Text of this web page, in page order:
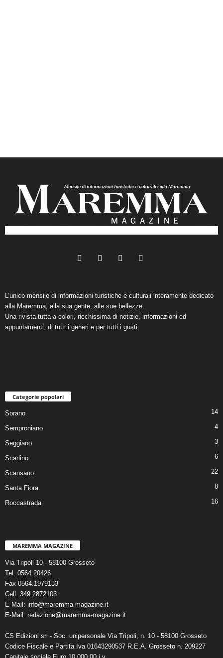
L’unico mensile di informazioni turistiche e culturali interamente dedicato
alla Maremma, alla sua gente, alle sue bellezze.
Una rivista tutta a colori, ricchissima di notizie, informazioni ed
appuntamenti, di tutti i generi e per tutti i gusti.
Categorie popolari
Sorano 14
Semproniano 4
Seggiano 3
Scarlino 6
Scansano 22
Santa Fiora 8
Roccastrada 16
MAREMMA MAGAZINE
Via Tripoli 10 - 58100 Grosseto
Tel. 0564.20426
Fax 0564.1979133
Cell. 349.2872103
E-Mail: info@maremma-magazine.it
E-Mail: redazione@maremma-magazine.it
CS Edizioni srl - Soc. unipersonale Via Tripoli, n. 10 - 58100 Grosseto
Codice Fiscale e Partita Iva 01643290537 R.E.A. Grosseto n. 209227